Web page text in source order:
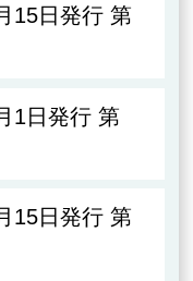
15日発行 第
1日発行 第
15日発行 第